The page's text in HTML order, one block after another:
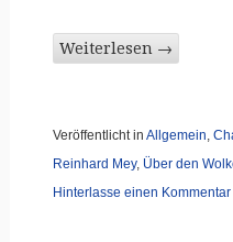
Weiterlesen →
Veröffentlicht in Allgemein
Reinhard Mey, Über den
Hinterlasse einen Kommentar